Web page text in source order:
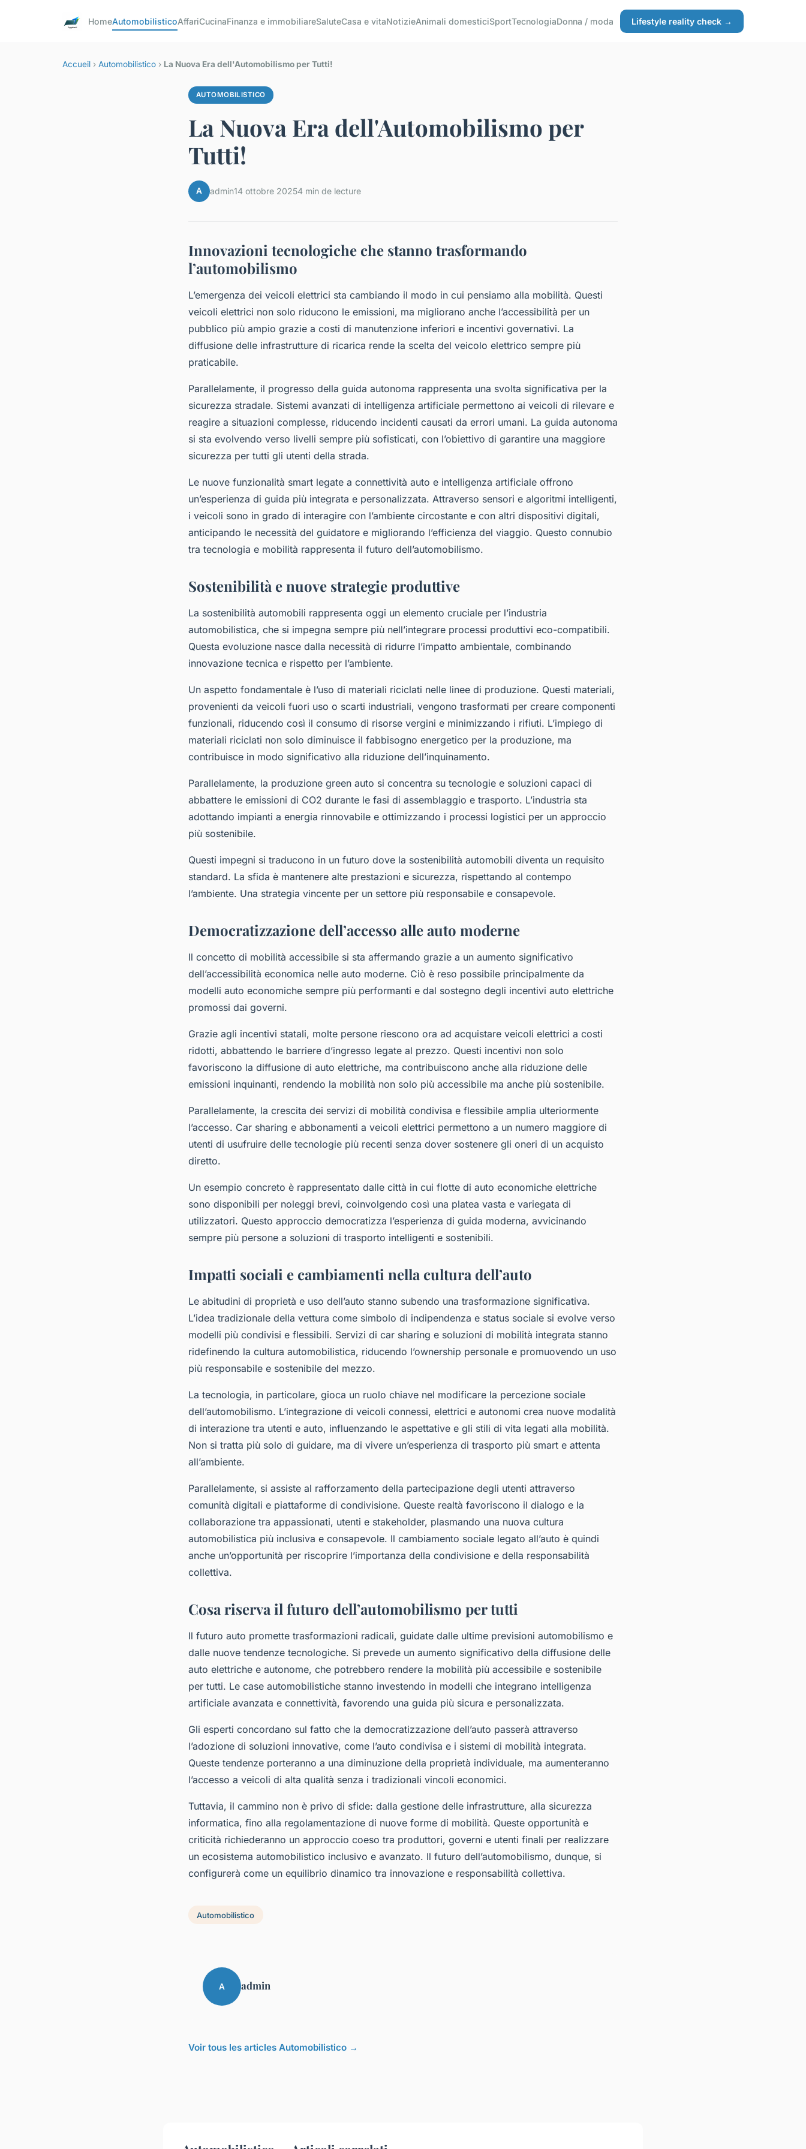
HomeAutomobilisticoAffariCucinaFinanza e immobiliareSaluteCasa e vitaNotizieAnimali domesticiSportTecnologiaDonna / moda Lifestyle reality check →
Accueil › Automobilistico › La Nuova Era dell'Automobilismo per Tutti!
AUTOMOBILISTICO
La Nuova Era dell'Automobilismo per
Tutti!
A admin14 ottobre 20254 min de lecture
Innovazioni tecnologiche che stanno trasformando
l’automobilismo
L’emergenza dei veicoli elettrici sta cambiando il modo in cui pensiamo alla mobilità. Questi
veicoli elettrici non solo riducono le emissioni, ma migliorano anche l’accessibilità per un
pubblico più ampio grazie a costi di manutenzione inferiori e incentivi governativi. La
diffusione delle infrastrutture di ricarica rende la scelta del veicolo elettrico sempre più
praticabile.
Parallelamente, il progresso della guida autonoma rappresenta una svolta significativa per la
sicurezza stradale. Sistemi avanzati di intelligenza artificiale permettono ai veicoli di rilevare e
reagire a situazioni complesse, riducendo incidenti causati da errori umani. La guida autonoma
si sta evolvendo verso livelli sempre più sofisticati, con l’obiettivo di garantire una maggiore
sicurezza per tutti gli utenti della strada.
Le nuove funzionalità smart legate a connettività auto e intelligenza artificiale offrono
un’esperienza di guida più integrata e personalizzata. Attraverso sensori e algoritmi intelligenti,
i veicoli sono in grado di interagire con l’ambiente circostante e con altri dispositivi digitali,
anticipando le necessità del guidatore e migliorando l’efficienza del viaggio. Questo connubio
tra tecnologia e mobilità rappresenta il futuro dell’automobilismo.
Sostenibilità e nuove strategie produttive
La sostenibilità automobili rappresenta oggi un elemento cruciale per l’industria
automobilistica, che si impegna sempre più nell’integrare processi produttivi eco-compatibili.
Questa evoluzione nasce dalla necessità di ridurre l’impatto ambientale, combinando
innovazione tecnica e rispetto per l’ambiente.
Un aspetto fondamentale è l’uso di materiali riciclati nelle linee di produzione. Questi materiali,
provenienti da veicoli fuori uso o scarti industriali, vengono trasformati per creare componenti
funzionali, riducendo così il consumo di risorse vergini e minimizzando i rifiuti. L’impiego di
materiali riciclati non solo diminuisce il fabbisogno energetico per la produzione, ma
contribuisce in modo significativo alla riduzione dell’inquinamento.
Parallelamente, la produzione green auto si concentra su tecnologie e soluzioni capaci di
abbattere le emissioni di CO2 durante le fasi di assemblaggio e trasporto. L’industria sta
adottando impianti a energia rinnovabile e ottimizzando i processi logistici per un approccio
più sostenibile.
Questi impegni si traducono in un futuro dove la sostenibilità automobili diventa un requisito
standard. La sfida è mantenere alte prestazioni e sicurezza, rispettando al contempo
l’ambiente. Una strategia vincente per un settore più responsabile e consapevole.
Democratizzazione dell’accesso alle auto moderne
Il concetto di mobilità accessibile si sta affermando grazie a un aumento significativo
dell’accessibilità economica nelle auto moderne. Ciò è reso possibile principalmente da
modelli auto economiche sempre più performanti e dal sostegno degli incentivi auto elettriche
promossi dai governi.
Grazie agli incentivi statali, molte persone riescono ora ad acquistare veicoli elettrici a costi
ridotti, abbattendo le barriere d’ingresso legate al prezzo. Questi incentivi non solo
favoriscono la diffusione di auto elettriche, ma contribuiscono anche alla riduzione delle
emissioni inquinanti, rendendo la mobilità non solo più accessibile ma anche più sostenibile.
Parallelamente, la crescita dei servizi di mobilità condivisa e flessibile amplia ulteriormente
l’accesso. Car sharing e abbonamenti a veicoli elettrici permettono a un numero maggiore di
utenti di usufruire delle tecnologie più recenti senza dover sostenere gli oneri di un acquisto
diretto.
Un esempio concreto è rappresentato dalle città in cui flotte di auto economiche elettriche
sono disponibili per noleggi brevi, coinvolgendo così una platea vasta e variegata di
utilizzatori. Questo approccio democratizza l’esperienza di guida moderna, avvicinando
sempre più persone a soluzioni di trasporto intelligenti e sostenibili.
Impatti sociali e cambiamenti nella cultura dell’auto
Le abitudini di proprietà e uso dell’auto stanno subendo una trasformazione significativa.
L’idea tradizionale della vettura come simbolo di indipendenza e status sociale si evolve verso
modelli più condivisi e flessibili. Servizi di car sharing e soluzioni di mobilità integrata stanno
ridefinendo la cultura automobilistica, riducendo l’ownership personale e promuovendo un uso
più responsabile e sostenibile del mezzo.
La tecnologia, in particolare, gioca un ruolo chiave nel modificare la percezione sociale
dell’automobilismo. L’integrazione di veicoli connessi, elettrici e autonomi crea nuove modalità
di interazione tra utenti e auto, influenzando le aspettative e gli stili di vita legati alla mobilità.
Non si tratta più solo di guidare, ma di vivere un’esperienza di trasporto più smart e attenta
all’ambiente.
Parallelamente, si assiste al rafforzamento della partecipazione degli utenti attraverso
comunità digitali e piattaforme di condivisione. Queste realtà favoriscono il dialogo e la
collaborazione tra appassionati, utenti e stakeholder, plasmando una nuova cultura
automobilistica più inclusiva e consapevole. Il cambiamento sociale legato all’auto è quindi
anche un’opportunità per riscoprire l’importanza della condivisione e della responsabilità
collettiva.
Cosa riserva il futuro dell’automobilismo per tutti
Il futuro auto promette trasformazioni radicali, guidate dalle ultime previsioni automobilismo e
dalle nuove tendenze tecnologiche. Si prevede un aumento significativo della diffusione delle
auto elettriche e autonome, che potrebbero rendere la mobilità più accessibile e sostenibile
per tutti. Le case automobilistiche stanno investendo in modelli che integrano intelligenza
artificiale avanzata e connettività, favorendo una guida più sicura e personalizzata.
Gli esperti concordano sul fatto che la democratizzazione dell’auto passerà attraverso
l’adozione di soluzioni innovative, come l’auto condivisa e i sistemi di mobilità integrata.
Queste tendenze porteranno a una diminuzione della proprietà individuale, ma aumenteranno
l’accesso a veicoli di alta qualità senza i tradizionali vincoli economici.
Tuttavia, il cammino non è privo di sfide: dalla gestione delle infrastrutture, alla sicurezza
informatica, fino alla regolamentazione di nuove forme di mobilità. Queste opportunità e
criticità richiederanno un approccio coeso tra produttori, governi e utenti finali per realizzare
un ecosistema automobilistico inclusivo e avanzato. Il futuro dell’automobilismo, dunque, si
configurerà come un equilibrio dinamico tra innovazione e responsabilità collettiva.
Automobilistico
A admin
Voir tous les articles Automobilistico →